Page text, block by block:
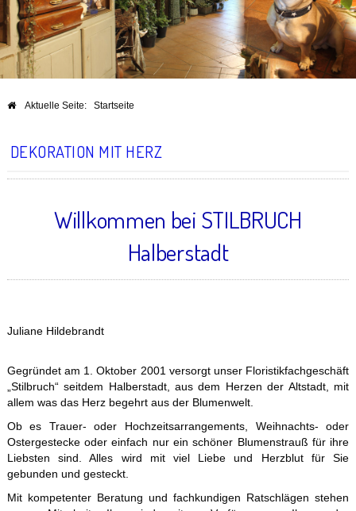
Aktuelle Seite: Startseite
DEKORATION MIT HERZ
Willkommen bei STILBRUCH
Halberstadt
Juliane Hildebrandt
Gegründet am 1. Oktober 2001 versorgt unser Floristikfachgeschäft
„Stilbruch“ seitdem Halberstadt, aus dem Herzen der Altstadt, mit
allem was das Herz begehrt aus der Blumenwelt.
Ob es Trauer- oder Hochzeitsarrangements, Weihnachts- oder
Ostergestecke oder einfach nur ein schöner Blumenstrauß für ihre
Liebsten sind. Alles wird mit viel Liebe und Herzblut für Sie
gebunden und gesteckt.
Mit kompetenter Beratung und fachkundigen Ratschlägen stehen